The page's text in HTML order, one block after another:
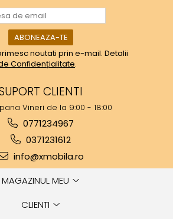
noutati prin e-mail. Detalii
Confidențialitate.
CLIENTI
Vineri de la 9:00 - 18:00
0771234967
0371231612
info@xmobila.ro
MAGAZINUL MEU
CLIENTI